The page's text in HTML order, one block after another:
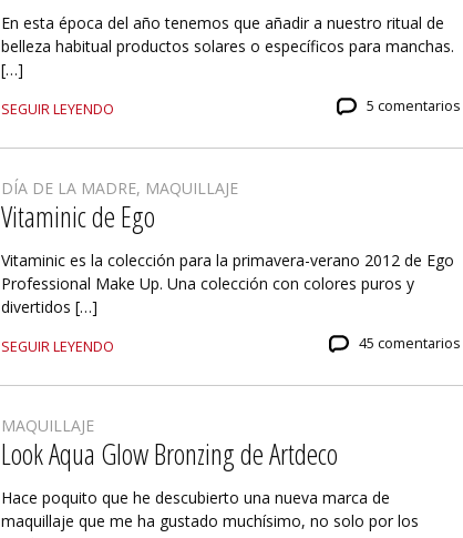
En esta época del año tenemos que añadir a nuestro ritual de
belleza habitual productos solares o específicos para manchas.
[…]
SEGUIR LEYENDO 5 comentarios
DÍA DE LA MADRE, MAQUILLAJE
Vitaminic de Ego
Vitaminic es la colección para la primavera-verano 2012 de Ego
Professional Make Up. Una colección con colores puros y
divertidos […]
SEGUIR LEYENDO 45 comentarios
MAQUILLAJE
Look Aqua Glow Bronzing de Artdeco
Hace poquito que he descubierto una nueva marca de
maquillaje que me ha gustado muchísimo, no solo por los